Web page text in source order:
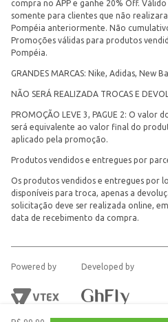
compra no APP e ganhe 20% Off.
somente para clientes que não
Pompéia anteriormente. Não
Promoções válidas para produtos
Pompéia.
GRANDES MARCAS: Nike, Adidas, New
NÃO SERÁ REALIZADA TROCAS E
PROMOÇÃO LEVE 3, PAGUE 2: O
será equivalente ao valor final do
aplicado pela promoção.
Produtos vendidos e entregues por
Os produtos vendidos e entregues por
disponíveis para troca, apenas a
solicitação deve ser realizada online,
data de recebimento da compra.
Powered by Developed by